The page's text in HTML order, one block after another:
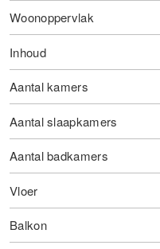
Woonoppervlak
Inhoud
Aantal kamers
Aantal slaapkamers
Aantal badkamers
Vloer
Balkon